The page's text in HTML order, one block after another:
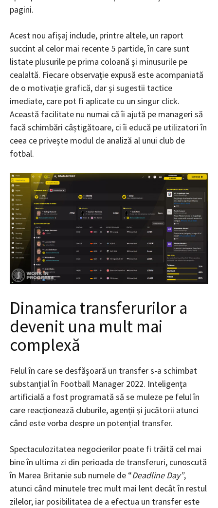
pagini.
Acest nou afișaj include, printre altele, un raport
succint al celor mai recente 5 partide, în care sunt
listate plusurile pe prima coloană și minusurile pe
cealaltă. Fiecare observație expusă este acompaniată
de o motivație grafică, dar și sugestii tactice
imediate, care pot fi aplicate cu un singur click.
Această facilitate nu numai că îi ajută pe manageri să
facă schimbări câștigătoare, ci îi educă pe utilizatori în
ceea ce privește modul de analiză al unui club de
fotbal.
Dinamica transferurilor a
devenit una mult mai
complexă
Felul în care se desfășoară un transfer s-a schimbat
substanțial în Football Manager 2022. Inteligența
artificială a fost programată să se muleze pe felul în
care reacționează cluburile, agenții și jucătorii atunci
când este vorba despre un potențial transfer.
Spectaculozitatea negocierilor poate fi trăită cel mai
bine în ultima zi din perioada de transferuri, cunoscută
în Marea Britanie sub numele de “Deadline Day”,
atunci când minutele trec mult mai lent decât în restul
zilelor, iar posibilitatea de a efectua un transfer este